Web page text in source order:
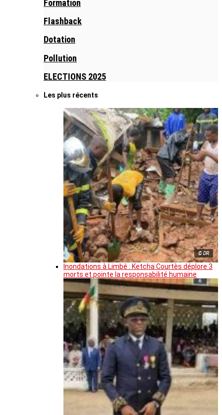
Formation
Flashback
Dotation
Pollution
ELECTIONS 2025
Les plus récents
© DR
Inondations à Limbé : Ketcha Courtès déplore 3
morts et pointe la responsabilité humaine